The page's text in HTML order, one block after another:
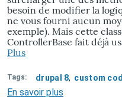
besoin de modifier la
ne vous fourni aucun
exemple). Mais cette
ControllerBase fait déjà
Plus
Tags drupal 8 custom
En savoir plus